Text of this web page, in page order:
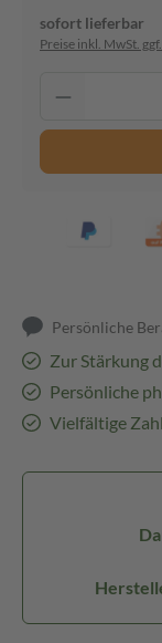
sofort lieferbar
Preise inkl. MwSt.
Persönliche
Zur Stärkung
Persönliche
Vielfältige